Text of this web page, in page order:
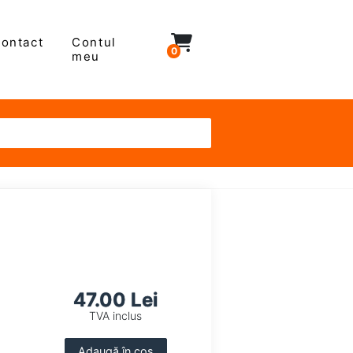
Contul
meu
0
47.00 Lei
TVA inclus